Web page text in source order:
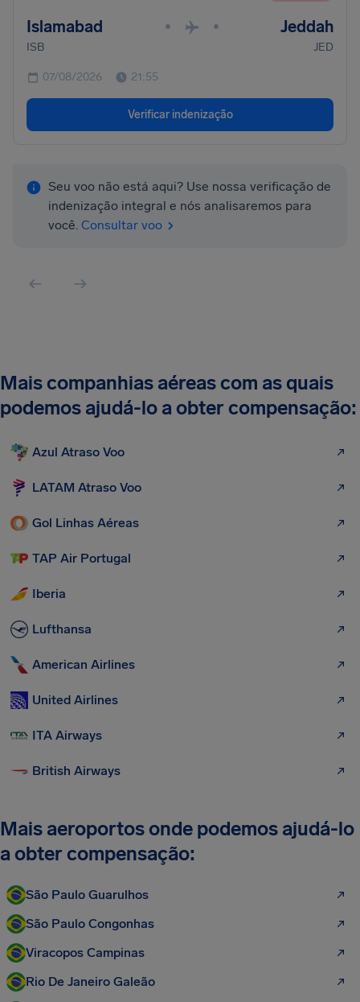
Islamabad • • Jeddah
ISB JED
07/08/2026 21:55
Verificar indenização
Seu voo não está aqui? Use nossa verificação de
indenização integral e nós analisaremos para
você. Consultar voo
Mais companhias aéreas com as quais
podemos ajudá-lo a obter compensação:
Azul Atraso Voo
LATAM Atraso Voo
Gol Linhas Aéreas
TAP Air Portugal
Iberia
Lufthansa
American Airlines
United Airlines
ITA Airways
British Airways
Mais aeroportos onde podemos ajudá-lo
a obter compensação:
São Paulo Guarulhos
São Paulo Congonhas
Viracopos Campinas
Rio De Janeiro Galeão